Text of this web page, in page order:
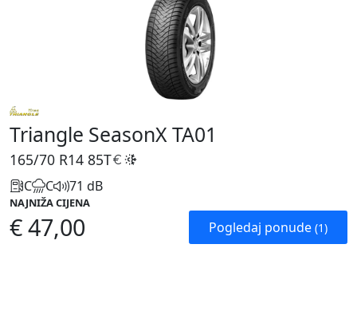
Triangle SeasonX TA01
165/70 R14 85T
C C 71 dB
NAJNIŽA CIJENA
€ 47,00 Pogledaj ponude (1)